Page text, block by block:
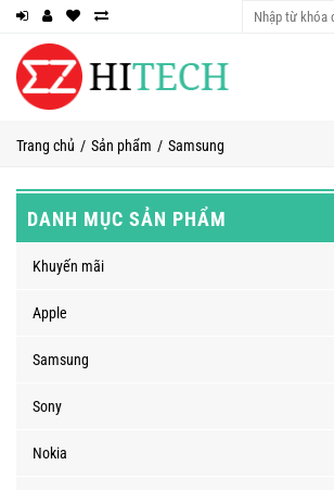
Trang chủ Sản phẩm Samsung
DANH MỤC SẢN PHẨM
Khuyến mãi
Apple
Samsung
Sony
Nokia